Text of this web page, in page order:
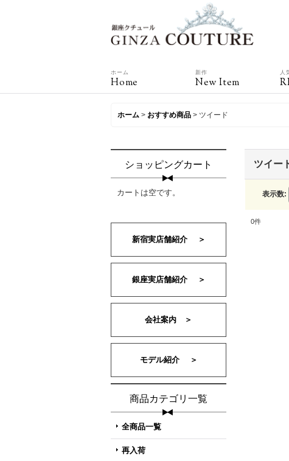
ホーム
Home
新作
New Item
人
ホーム > おすすめ商品 > ツイード
ショッピングカート
カートは空です。
新宿実店舗紹介 ＞
銀座実店舗紹介 ＞
会社案内 ＞
モデル紹介 ＞
商品カテゴリ一覧
全商品一覧
再入荷
ツイー
表示数:
0件